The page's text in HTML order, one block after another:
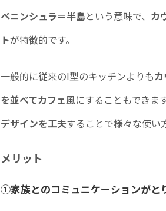
ペニンシュラ＝半島という意味で、 カ
トが特徴的です。
一般的に従来のI型のキッチンよりも
を並べてカフェ風にすることもできま
デザインを工夫することで様々な使い
メリット
①家族とのコミュニケーションがと